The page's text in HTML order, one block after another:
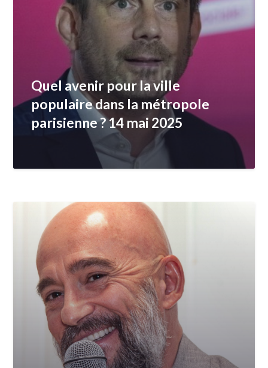
Quel avenir pour la ville
populaire dans la métropole
parisienne ? 14 mai 2025